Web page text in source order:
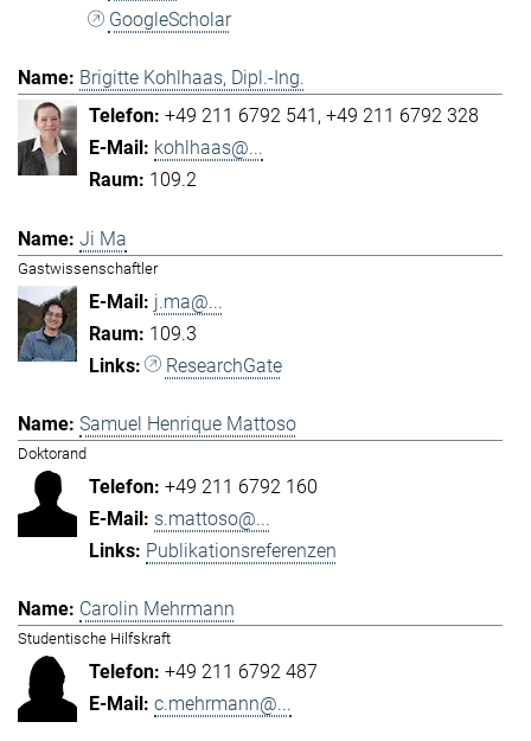
GoogleScholar
Brigitte Kohlhaas, Dipl.-Ing.
+49 211 6792 541 +49 211 6792 328
kohlhaas@...
109.2
Ji Ma
Gastwissenschaftler
j.ma@...
109.3
ResearchGate
Samuel Henrique Mattoso
Doktorand
+49 211 6792 160
s.mattoso@...
Publikationsreferenzen
Carolin Mehrmann
Studentische Hilfskraft
+49 211 6792 487
c.mehrmann@...